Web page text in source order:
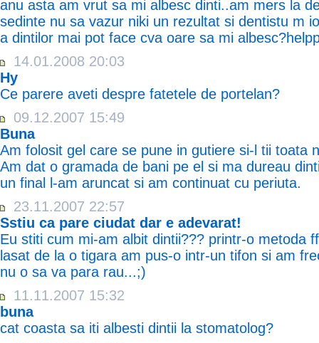
anu asta am vrut sa mi albesc dinti..am mers la
sedinte nu sa vazur niki un rezultat si dentistu m
a dintilor mai pot face cva oare sa mi
14.01.2008 20:03
Hy
Ce parere aveti despre fatetele de portelan?
09.12.2007 15:49
Buna
Am folosit gel care se pune in gutiere si-l tii toata
Am dat o gramada de bani pe el si ma dureau
un final l-am aruncat si am continuat cu periuta.
23.11.2007 22:57
Sstiu ca pare ciudat dar e adevarat!
Eu stiti cum mi-am albit dintii??? printr-o metoda
lasat de la o tigara am pus-o intr-un tifon si am
nu o sa va para rau...;)
11.11.2007 15:32
buna
cat coasta sa iti albesti dintii la stomatolog?